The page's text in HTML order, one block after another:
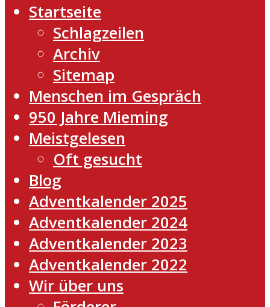
Startseite
Schlagzeilen
Archiv
Sitemap
Menschen im Gespräch
950 Jahre Mieming
Meistgelesen
Oft gesucht
Blog
Adventkalender 2025
Adventkalender 2024
Adventkalender 2023
Adventkalender 2022
Wir über uns